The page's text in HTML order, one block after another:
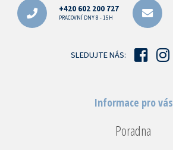
+420 602 200 727
PRACOVNÍ DNY 8 - 15H
SLEDUJTE NÁS:
Informace pro vás
Poradna